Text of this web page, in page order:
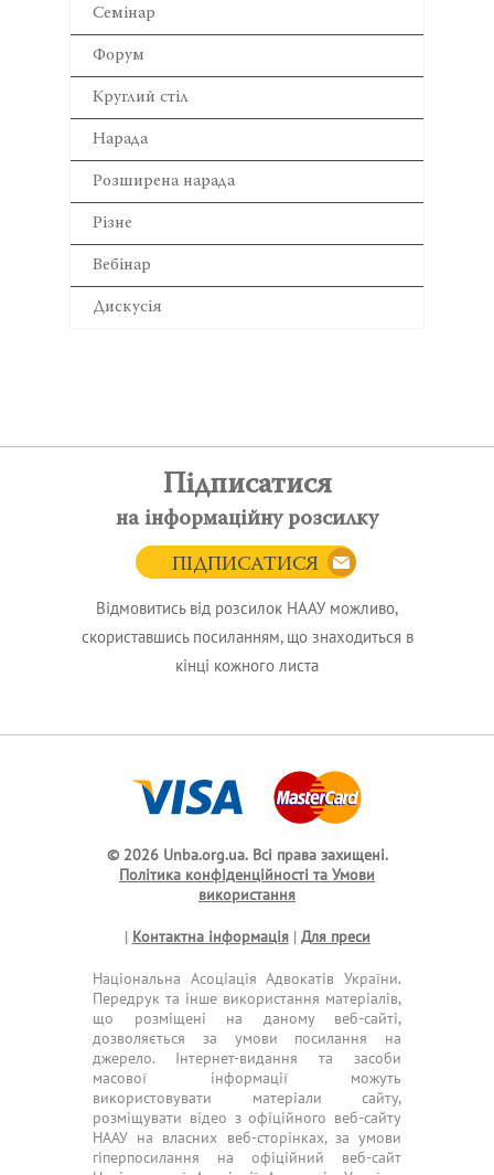
Семінар
Форум
Круглий стіл
Нарада
Розширена нарада
Різне
Вебінар
Дискусія
Підписатися
на інформаційну розсилку
ПІДПИСАТИСЯ
Відмовитись від розсилок НААУ можливо,
скориставшись посиланням, що знаходиться в
кінці кожного листа
© 2026 Unba.org.ua. Всі права захищені.
Політика конфіденційності та Умови
використання
| Контактна інформація| Для преси
Національна Асоціація Адвокатів України.
Передрук та інше використання матеріалів,
що розміщені на даному веб-сайті,
дозволяється за умови посилання на
джерело. Інтернет-видання та засоби
масової інформації можуть
використовувати матеріали сайту,
розміщувати відео з офіційного веб-сайту
НААУ на власних веб-сторінках, за умови
гіперпосилання на офіційний веб-сайт